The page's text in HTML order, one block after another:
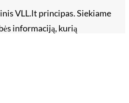
VLL.lt principas. Siekiame
informaciją, kurią